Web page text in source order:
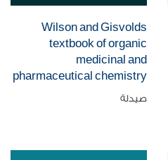
Wilson and Gisvolds
textbook of organic
medicinal and
pharmaceutical chemistry
صيدلة